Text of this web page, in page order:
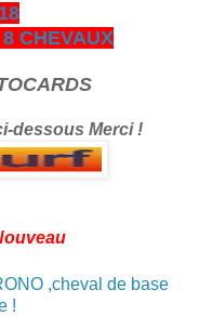
CHEVAUX
dessous Merci !
,cheval de base
!